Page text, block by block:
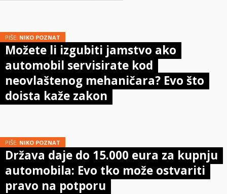
PIŠE: NIKO POZNAT
Možete li izgubiti jamstvo ako
automobil servisirate kod
neovlaštenog mehaničara? Evo što
doista kaže zakon
PIŠE: NIKO POZNAT
Država daje do 15.000 eura za kupnju
automobila: Evo tko može ostvariti
pravo na potporu